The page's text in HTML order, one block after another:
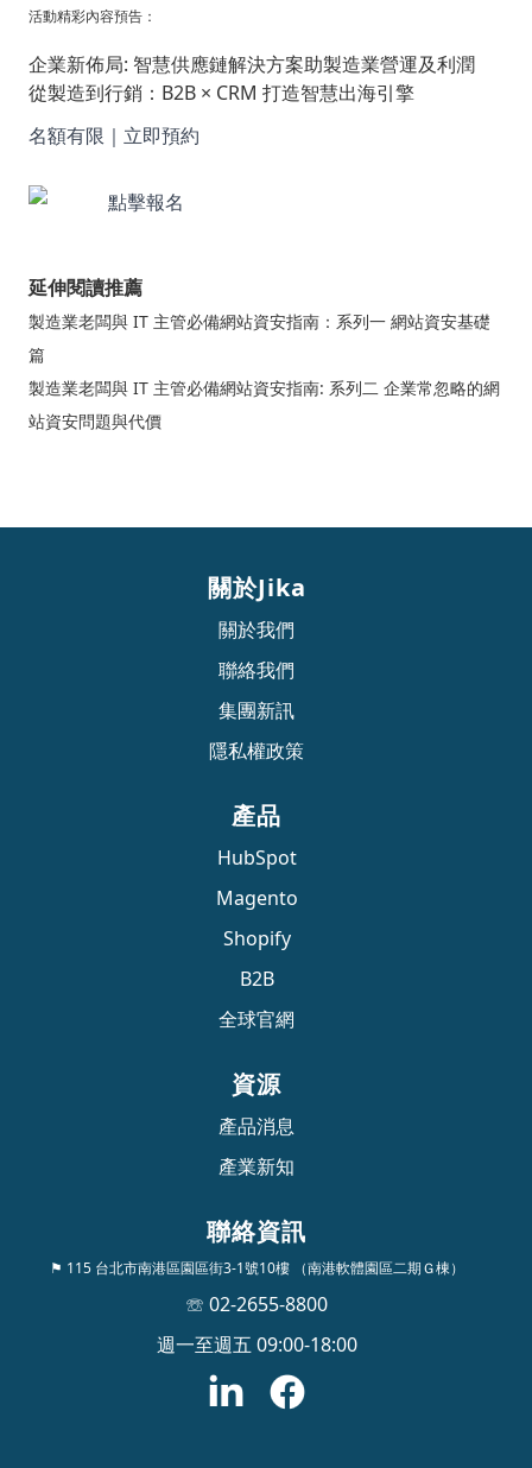
Epicor
Jika
活動精彩內容預告：
企業新佈局: 智慧供應鏈解決方案助製造業營運及利潤
從製造到行銷：B2B × CRM 打造智慧出海引擎
名額有限｜立即預約
延伸閱讀推薦
製造業老闆與 IT 主管必備網站資安指南：系列一 網站資安基礎
篇
製造業老闆與 IT 主管必備網站資安指南: 系列二 企業常忽略的網
站資安問題與代價
關於Jika
關於我們
聯絡我們
集團新訊
隱私權政策
產品
HubSpot
Magento
Shopify
B2B
全球官網
資源
產品消息
產業新知
聯絡資訊
⚑ 115 台北市南港區園區街3-1號10樓 （南港軟體園區二期Ｇ棟）
☏ 02-2655-8800
週一至週五 09:00-18:00